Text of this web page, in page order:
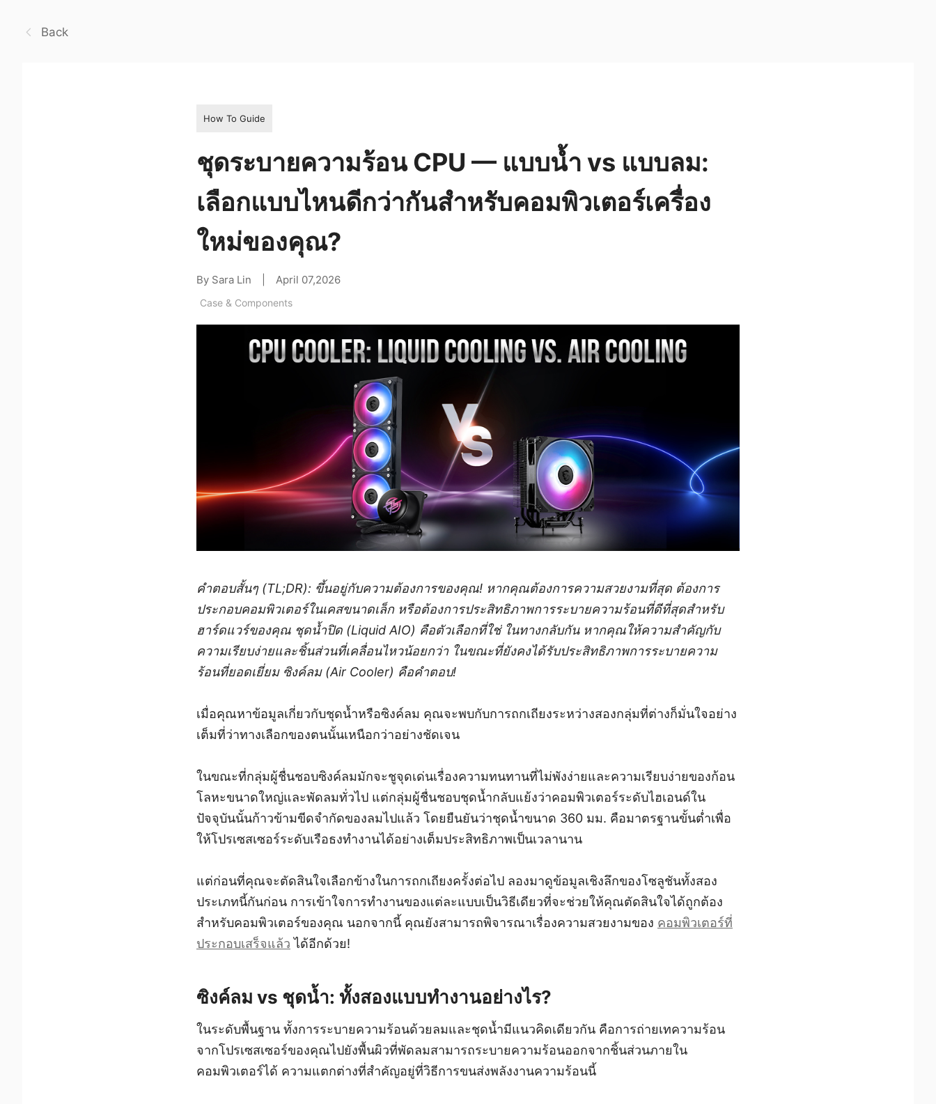
Back
How To Guide
ชุดระบายความร้อน CPU — แบบน้ำ vs แบบลม:
เลือกแบบไหนดีกว่ากันสำหรับคอมพิวเตอร์เครื่อง
ใหม่ของคุณ?
By Sara Lin April 07,2026
Case & Components
คำตอบสั้นๆ (TL;DR): ขึ้นอยู่กับความต้องการของคุณ! หากคุณต้องการความสวยงามที่สุด ต้องการ
ประกอบคอมพิวเตอร์ในเคสขนาดเล็ก หรือต้องการประสิทธิภาพการระบายความร้อนที่ดีที่สุดสำหรับ
ฮาร์ดแวร์ของคุณ ชุดน้ำปิด (Liquid AIO) คือตัวเลือกที่ใช่ ในทางกลับกัน หากคุณให้ความสำคัญกับ
ความเรียบง่ายและชิ้นส่วนที่เคลื่อนไหวน้อยกว่า ในขณะที่ยังคงได้รับประสิทธิภาพการระบายความ
ร้อนที่ยอดเยี่ยม ซิงค์ลม (Air Cooler) คือคำตอบ!
เมื่อคุณหาข้อมูลเกี่ยวกับชุดน้ำหรือซิงค์ลม คุณจะพบกับการถกเถียงระหว่างสองกลุ่มที่ต่างก็มั่นใจอย่าง
เต็มที่ว่าทางเลือกของตนนั้นเหนือกว่าอย่างชัดเจน
ในขณะที่กลุ่มผู้ชื่นชอบซิงค์ลมมักจะชูจุดเด่นเรื่องความทนทานที่ไม่พังง่ายและความเรียบง่ายของก้อน
โลหะขนาดใหญ่และพัดลมทั่วไป แต่กลุ่มผู้ชื่นชอบชุดน้ำกลับแย้งว่าคอมพิวเตอร์ระดับไฮเอนด์ใน
ปัจจุบันนั้นก้าวข้ามขีดจำกัดของลมไปแล้ว โดยยืนยันว่าชุดน้ำขนาด 360 มม. คือมาตรฐานขั้นต่ำเพื่อ
ให้โปรเซสเซอร์ระดับเรือธงทำงานได้อย่างเต็มประสิทธิภาพเป็นเวลานาน
แต่ก่อนที่คุณจะตัดสินใจเลือกข้างในการถกเถียงครั้งต่อไป ลองมาดูข้อมูลเชิงลึกของโซลูชันทั้งสอง
ประเภทนี้กันก่อน การเข้าใจการทำงานของแต่ละแบบเป็นวิธีเดียวที่จะช่วยให้คุณตัดสินใจได้ถูกต้อง
สำหรับคอมพิวเตอร์ของคุณ นอกจากนี้ คุณยังสามารถพิจารณาเรื่องความสวยงามของ คอมพิวเตอร์ที่
ประกอบเสร็จแล้ว ได้อีกด้วย!
ซิงค์ลม vs ชุดน้ำ: ทั้งสองแบบทำงานอย่างไร?
ในระดับพื้นฐาน ทั้งการระบายความร้อนด้วยลมและชุดน้ำมีแนวคิดเดียวกัน คือการถ่ายเทความร้อน
จากโปรเซสเซอร์ของคุณไปยังพื้นผิวที่พัดลมสามารถระบายความร้อนออกจากชิ้นส่วนภายใน
คอมพิวเตอร์ได้ ความแตกต่างที่สำคัญอยู่ที่วิธีการขนส่งพลังงานความร้อนนี้